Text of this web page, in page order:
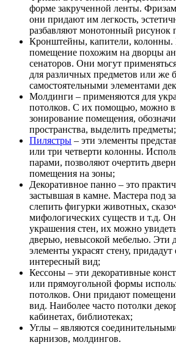
форме закрученной ленты.
они придают им легкость,
разбавляют монотонный рисунок
Кронштейны, капители, колонны.
помещение похожим на дворцы
сенаторов. Они могут
для различных предметов или же
самостоятельными элементами
Молдинги – применяются для
потолков. С их помощью, можно
зонирование помещения,
пространства, выделить предметы;
Пилястры – эти элементы
или три четверти колонны.
парами, позволяют очертить
помещения на зоны;
Декоративное панно – это
застывшая в камне. Мастера под
слепить фигурки животных,
мифологических существ и т.д.
украшения стен, их можно
дверью, невысокой мебелью. Эти
элементы украсят стену, придадут
интересный вид;
Кессоны – эти декоративные
или прямоугольной формы
потолков. Они придают
вид. Наиболее часто потолки
кабинетах, библиотеках;
Углы – являются
карнизов, молдингов.